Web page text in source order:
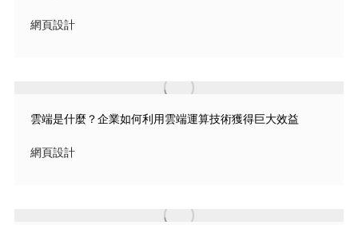
網頁設計
雲端是什麼？企業如何利用雲端運算技術獲得巨大效益
網頁設計